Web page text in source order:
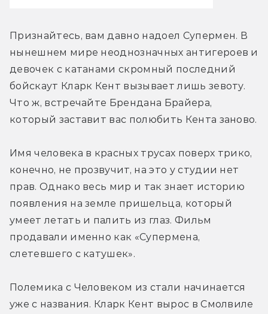
Признайтесь, вам давно надоел Супермен. В
нынешнем мире неоднозначных антигероев и
девочек с катанами скромный последний
бойскаут Кларк Кент вызывает лишь зевоту.
Что ж, встречайте Брендана Брайера,
который заставит вас полюбить Кента заново.
Имя человека в красных трусах поверх трико,
конечно, не прозвучит, на это у студии нет
прав. Однако весь мир и так знает историю
появления на земле пришельца, который
умеет летать и палить из глаз. Фильм
продавали именно как «Супермена,
слетевшего с катушек».
Полемика с Человеком из стали начинается
уже с названия. Кларк Кент вырос в Смолвиле